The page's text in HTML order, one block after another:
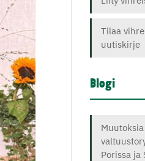
Tilaa
uutiskirje
Blogi
Porissa ja